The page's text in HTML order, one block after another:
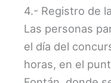
4.- Registro de
Las personas
el día del
horas, en el